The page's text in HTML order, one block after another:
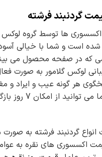
گردنبند فرشته
ها توسط گروه لوکس
شده است و شما با خیالی
که در صفحه محصول می
لوکس گلامور به صورت
هر گونه عیب و ایراد و
همچنین شما می
گردنبند فرشته به صورت
اکسسوری های نقره به